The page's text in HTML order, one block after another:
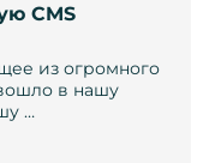
CMS
из огромного
в нашу
…